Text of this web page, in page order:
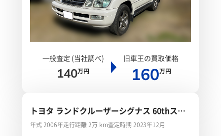
一般査定 (当社調べ)
140万円
旧車王の買取価格
160万円
トヨタ ランドクルーザーシグナス 60thスペ
シャルエディション
年式 2006年走行距離 2万 km査定時期 2023年12月